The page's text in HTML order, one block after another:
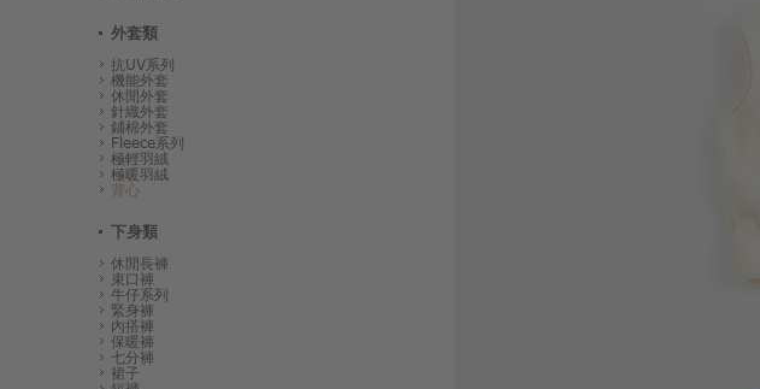
外套類
抗UV系列
機能外套
休閒外套
針織外套
鋪棉外套
Fleece系列
極輕羽絨
極暖羽絨
背心
下身類
休閒長褲
束口褲
牛仔系列
緊身褲
內搭褲
保暖褲
七分褲
裙子